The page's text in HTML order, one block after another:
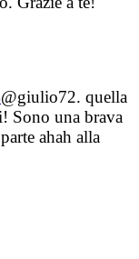
@giulio72. quella
Sono una brava
ahah alla